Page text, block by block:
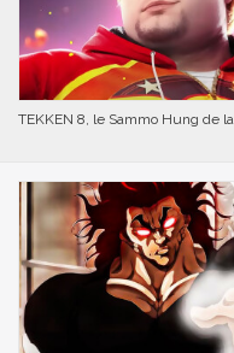
TEKKEN 8, le Sammo Hung de